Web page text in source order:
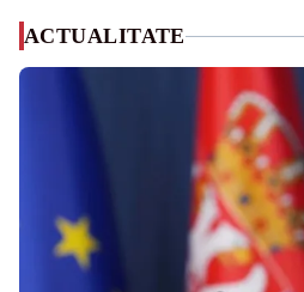
ACTUALITATE